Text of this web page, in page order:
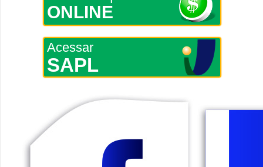
ONLINE
Acessar
SAPL